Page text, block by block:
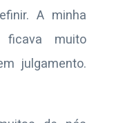
A minha
muito
julgamento.